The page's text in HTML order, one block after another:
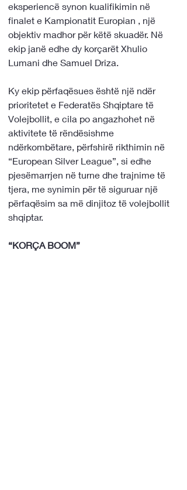
eksperiencë synon kualifikimin në
finalet e Kampionatit Europian , një
objektiv madhor për këtë skuadër. Në
ekip janë edhe dy korçarët Xhulio
Lumani dhe Samuel Driza.
Ky ekip përfaqësues është një ndër
prioritetet e Federatës Shqiptare të
Volejbollit, e cila po angazhohet në
aktivitete të rëndësishme
ndërkombëtare, përfshirë rikthimin në
“European Silver League”, si edhe
pjesëmarrjen në turne dhe trajnime të
tjera, me synimin për të siguruar një
përfaqësim sa më dinjitoz të volejbollit
shqiptar.
“KORÇA BOOM”